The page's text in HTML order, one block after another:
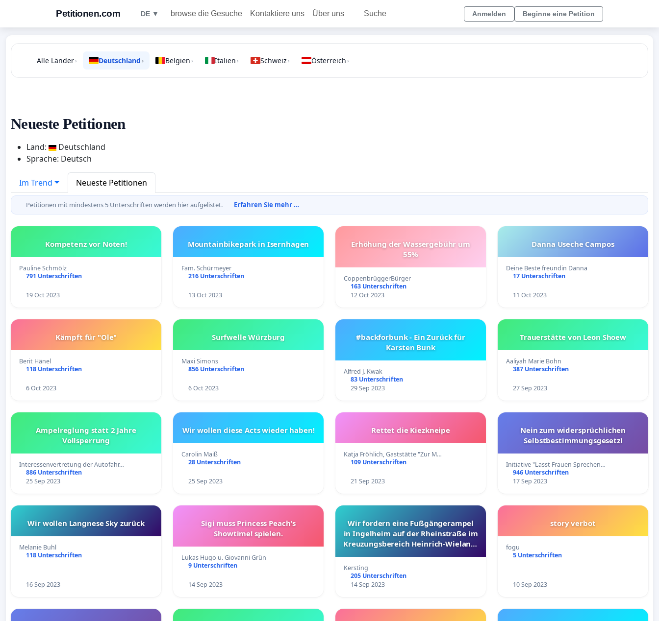
Petitionen.com DE ▼ browse die Gesuche Kontaktiere uns Über uns Suche Anmelden Beginne eine Petition
Alle Länder› Deutschland › Belgien › Italien › Schweiz › Österreich ›
Neueste Petitionen
Land:
Deutschland
Sprache: Deutsch
Im Trend Neueste Petitionen
Petitionen mit mindestens 5 Unterschriften werden hier aufgelistet. Erfahren Sie mehr …
Kompetenz vor Noten!
Pauline Schmölz
791 Unterschriften
19 Oct 2023
Mountainbikepark in Isernhagen
Fam. Schürmeyer
216 Unterschriften
13 Oct 2023
Erhöhung der Wassergebühr um
55%
CoppenbrüggerBürger
163 Unterschriften
12 Oct 2023
Danna Useche Campos
Deine Beste freundin Danna
17 Unterschriften
11 Oct 2023
Kämpft für "Ole"
Berit Hänel
118 Unterschriften
6 Oct 2023
Surfwelle Würzburg
Maxi Simons
856 Unterschriften
6 Oct 2023
#backforbunk - Ein Zurück für
Karsten Bunk
Alfred J. Kwak
83 Unterschriften
29 Sep 2023
Trauerstätte von Leon Shoew
Aaliyah Marie Bohn
387 Unterschriften
27 Sep 2023
Ampelreglung statt 2 Jahre
Vollsperrung
Interessenvertretung der Autofahr…
886 Unterschriften
25 Sep 2023
Wir wollen diese Acts wieder haben!
Carolin Maiß
28 Unterschriften
25 Sep 2023
Rettet die Kiezkneipe
Katja Fröhlich, Gaststätte "Zur M…
109 Unterschriften
21 Sep 2023
Nein zum widersprüchlichen
Selbstbestimmungsgesetz!
Initiative "Lasst Frauen Sprechen…
946 Unterschriften
17 Sep 2023
Wir wollen Langnese Sky zurück
Melanie Buhl
118 Unterschriften
16 Sep 2023
Sigi muss Princess Peach's
Showtime! spielen.
Lukas Hugo u. Giovanni Grün
9 Unterschriften
14 Sep 2023
Wir fordern eine Fußgängerampel
in Ingelheim auf der Rheinstraße im
Kreuzungsbereich Heinrich-Wieland-
Kersting
205 Unterschriften
14 Sep 2023
story verbot
fogu
5 Unterschriften
10 Sep 2023